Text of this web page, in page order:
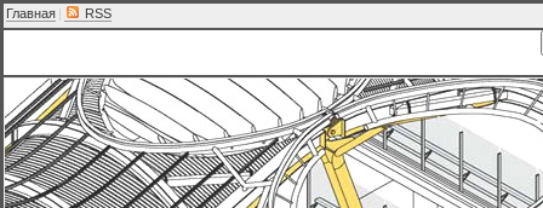
Главная | RSS